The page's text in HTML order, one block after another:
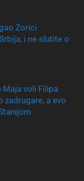
Zorici
i ne slutite o
Maja voli Filipa
zadrugare, a evo